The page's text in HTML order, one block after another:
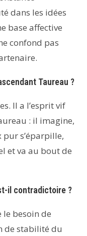
dans les idées
base affective
confond pas
Taureau ?
Il a l’esprit vif
: il imagine,
s’éparpille,
et va au bout de
il contradictoire ?
besoin de
de stabilité du